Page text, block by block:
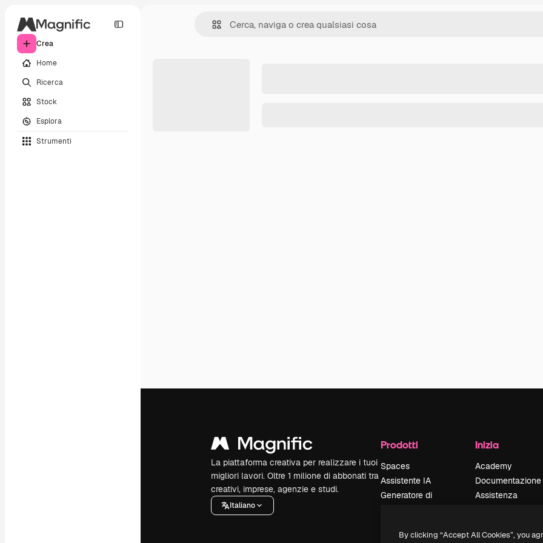
Crea
Home
Ricerca
Stock
Esplora
Strumenti
La piattaforma creativa per realizzare i tuoi
migliori lavori. Oltre 1 milione di abbonati tra
creativi, imprese, agenzie e studi.
Italiano
Prodotti
Spaces
Assistente IA
Generatore di
Inizia
Academy
Documentazione
Assistenza
Politica sulla
By clicking “Accept All Cookies”, you